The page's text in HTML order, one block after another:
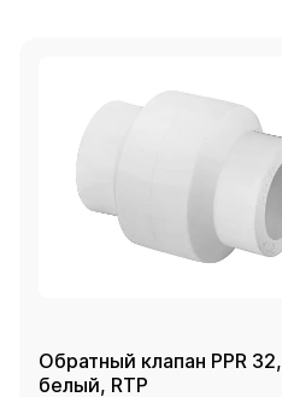
Обратный клапан PPR 32,
белый, RTP